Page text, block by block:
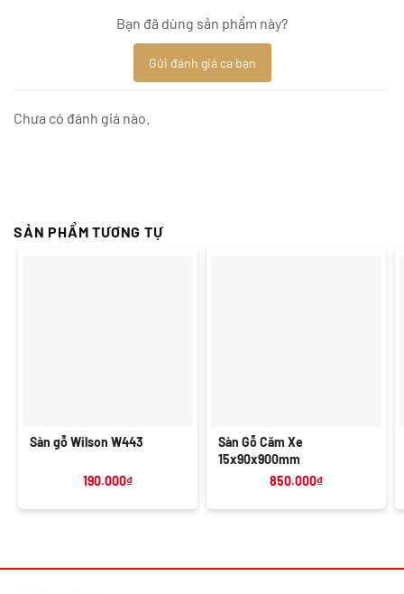
Bạn đã dùng sản phẩm này?
Gửi đánh giá ca bạn
Chưa có đánh giá nào.
SẢN PHẨM TƯƠNG TỰ
Sàn gỗ Wilson W443
190.000₫
Sàn Gỗ Căm Xe
15x90x900mm
850.000₫